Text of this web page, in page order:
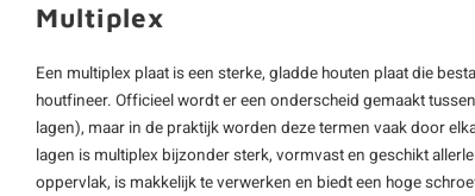
Multiplex
Een multiplex plaat is een sterke, gladde houten plaat die
houtfineer. Officieel wordt er een onderscheid gemaakt tussen
lagen), maar in de praktijk worden deze termen vaak door
lagen is multiplex bijzonder sterk, vormvast en geschikt
oppervlak, is makkelijk te verwerken en biedt een hoge